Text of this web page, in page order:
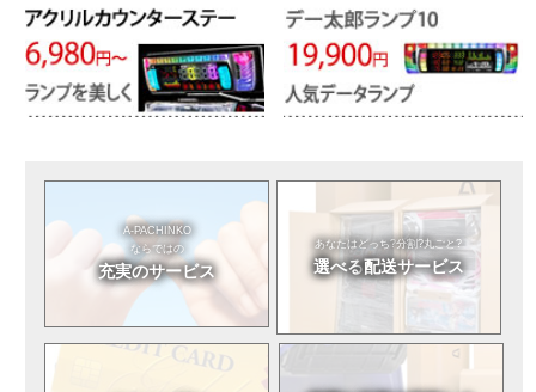
A-PACHINKO
ならではの
充実のサービス
あなたはどっち?分割?丸ごと?
選べる配送サービス